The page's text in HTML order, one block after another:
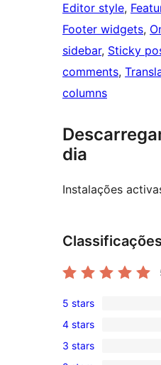
Editor style,
Footer widgets,
sidebar, Sticky
comments,
columns
dia
Instalações
Classificações
2
5-
star
5 stars
0
4-
4 stars
0
3 stars